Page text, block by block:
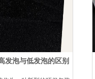
发泡与低发泡的区别